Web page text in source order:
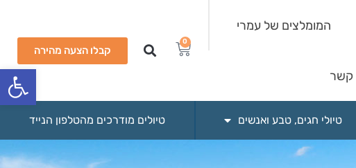
פתח
המומלצים של עמרי
קשר
0
קבלו הצעה מהירה
טיולי חגים, טבע ואנשים טיולים מודרכים מהטלפון הנייד